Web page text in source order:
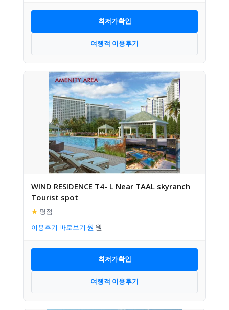
최저가확인
여행객 이용후기
WIND RESIDENCE T4- L Near TAAL skyranch
Tourist spot
★ 평점 –
이용후기 바로보기
최저가확인
여행객 이용후기